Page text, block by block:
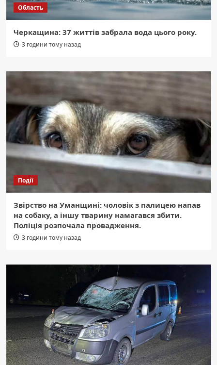
Область
Черкащина: 37 життів забрала вода цього року.
3 години тому назад
Події
Звірство на Уманщині: чоловік з палицею напав
на собаку, а іншу тварину намагався збити.
Поліція розпочала провадження.
3 години тому назад